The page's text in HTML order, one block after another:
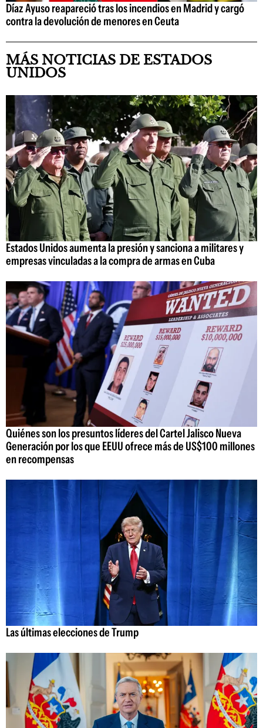
Díaz Ayuso reapareció tras los incendios en Madrid y cargó
contra la devolución de menores en Ceuta
MÁS NOTICIAS DE ESTADOS
UNIDOS
Estados Unidos aumenta la presión y sanciona a militares y
empresas vinculadas a la compra de armas en Cuba
Quiénes son los presuntos líderes del Cartel Jalisco Nueva
Generación por los que EEUU ofrece más de US$100 millones
en recompensas
Las últimas elecciones de Trump